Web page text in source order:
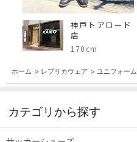
神戸トアロード
店
170cm
ホーム > レプリカウェア > ユニフォーム
カテゴリから探す